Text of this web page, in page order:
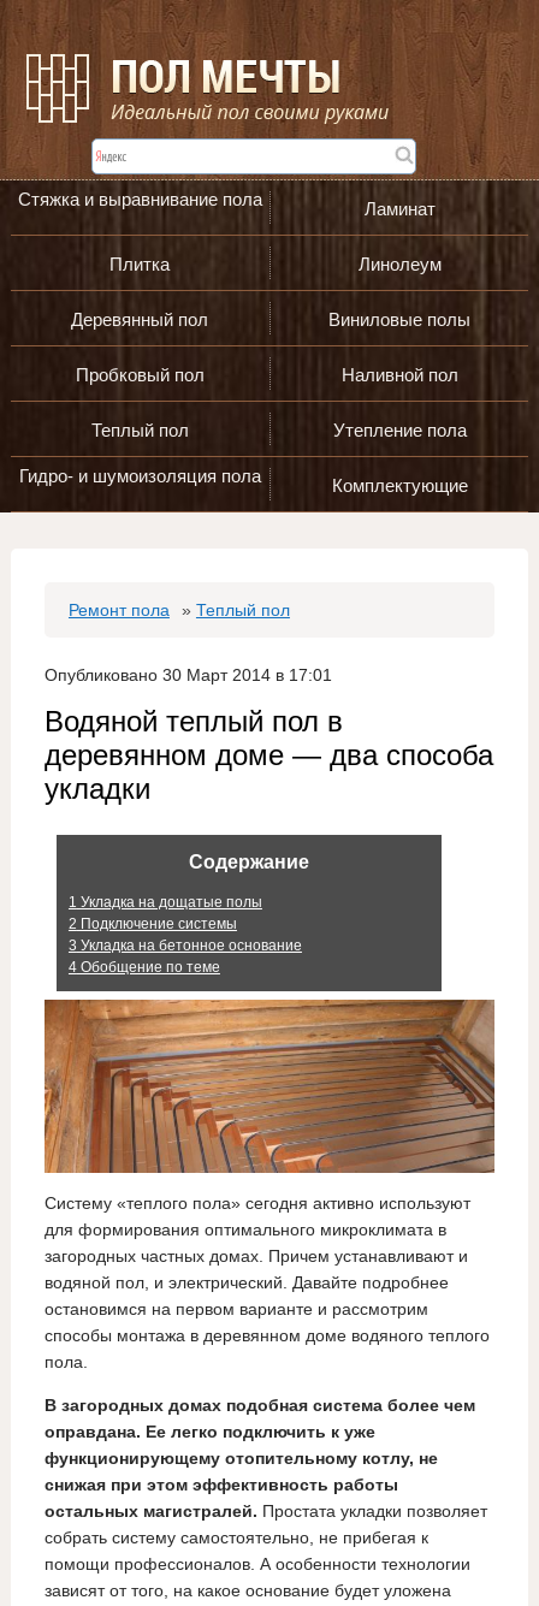
Стяжка и выравнивание пола Ламинат
Плитка Линолеум
Деревянный пол Виниловые полы
Пробковый пол Наливной пол
Теплый пол Утепление пола
Гидро- и шумоизоляция пола Комплектующие
Ремонт пола » Теплый пол
Опубликовано 30 Март 2014 в 17:01
Водяной теплый пол в
деревянном доме — два способа
укладки
Содержание
1 Укладка на дощатые полы
2 Подключение системы
3 Укладка на бетонное основание
4Обобщение по теме
Систему «теплого пола» сегодня активно используют
для формирования оптимального микроклимата в
загородных частных домах. Причем устанавливают и
водяной пол, и электрический. Давайте подробнее
остановимся на первом варианте и рассмотрим
способы монтажа в деревянном доме водяного теплого
пола.
В загородных домах подобная система более чем
оправдана. Ее легко подключить к уже
функционирующему отопительному котлу, не
снижая при этом эффективность работы
остальных магистралей. Простата укладки позволяет
собрать систему самостоятельно, не прибегая к
помощи профессионалов. А особенности технологии
зависят от того, на какое основание будет уложена